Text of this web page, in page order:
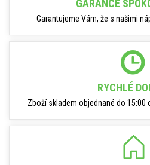
GARANCE
Garantujeme Vám, že s našimi
RYCHLÉ
Zboží skladem objednané do 15:00